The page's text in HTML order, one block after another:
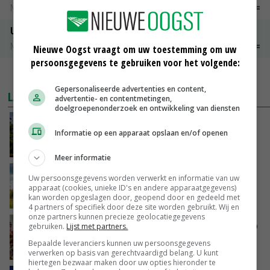
Noteringen
Uien Middenmeer Geel 30-60% grof
Noteringen
€ 0,00~ € 0,00
LAATSTE NIEUWS
minister spreekt van ‘ondernemersrisico’
‘Rendement van Krullvarkens komt van de
overkant’
GISTEREN, 15:30
Oorlogen en El Niño stuwen voedselprijzen op
GISTEREN, 15:04
Nieuwe Oogst vraagt om uw toestemming om uw
persoonsgegevens te gebruiken voor het volgende:
Gepersonaliseerde advertenties en content,
advertentie- en contentmetingen,
doelgroepenonderzoek en ontwikkeling van diensten
Informatie op een apparaat opslaan en/of openen
Meer informatie
Uw persoonsgegevens worden verwerkt en informatie van uw
apparaat (cookies, unieke ID's en andere apparaatgegevens)
kan worden opgeslagen door, geopend door en gedeeld met
4 partners of specifiek door deze site worden gebruikt. Wij en
onze partners kunnen precieze geolocatiegegevens
gebruiken. Lijst met partners.
Bepaalde leveranciers kunnen uw persoonsgegevens
verwerken op basis van gerechtvaardigd belang. U kunt
hiertegen bezwaar maken door uw opties hieronder te